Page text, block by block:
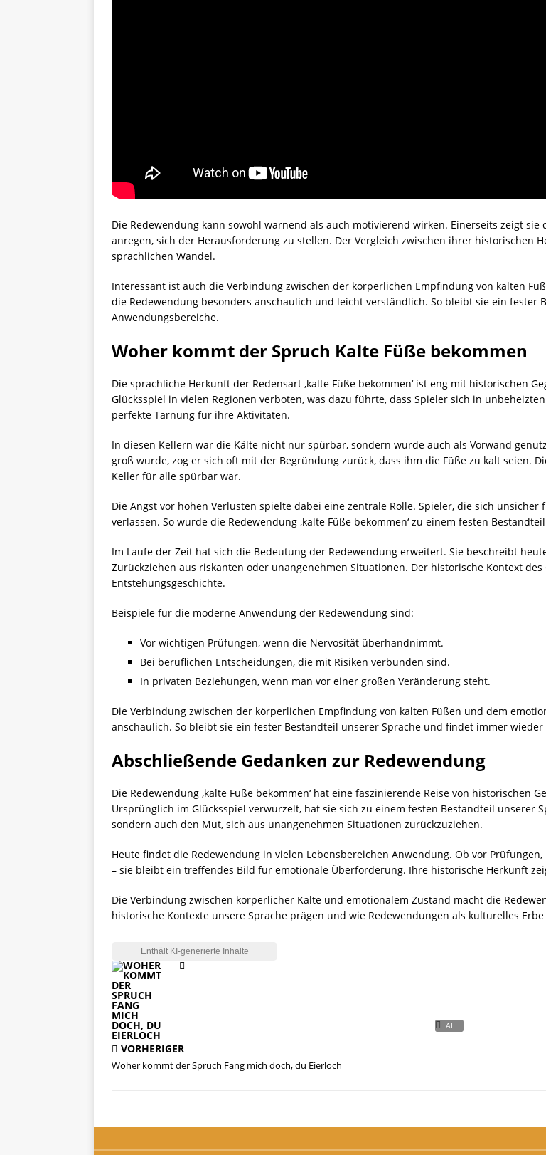
Die Redewendung kann sowohl warnend als auch motivierend wirken. Einerseits zeigt
anregen, sich der Herausforderung zu stellen. Der Vergleich zwischen ihrer
sprachlichen Wandel.
Interessant ist auch die Verbindung zwischen der körperlichen Empfindung von kalten
die Redewendung besonders anschaulich und leicht verständlich. So bleibt sie ein
Anwendungsbereiche.
Woher kommt der Spruch Kalte Füße bekommen
Die sprachliche Herkunft der Redensart ‚kalte Füße bekommen‘ ist eng mit historischen
Glücksspiel in vielen Regionen verboten, was dazu führte, dass Spieler sich in
perfekte Tarnung für ihre Aktivitäten.
In diesen Kellern war die Kälte nicht nur spürbar, sondern wurde auch als Vorwand
groß wurde, zog er sich oft mit der Begründung zurück, dass ihm die Füße zu kalt seien.
Keller für alle spürbar war.
Die Angst vor hohen Verlusten spielte dabei eine zentrale Rolle. Spieler, die sich
verlassen. So wurde die Redewendung ‚kalte Füße bekommen‘ zu einem festen
Im Laufe der Zeit hat sich die Bedeutung der Redewendung erweitert. Sie beschreibt
Zurückziehen aus riskanten oder unangenehmen Situationen. Der historische Kontext
Entstehungsgeschichte.
Beispiele für die moderne Anwendung der Redewendung sind:
Vor wichtigen Prüfungen, wenn die Nervosität überhandnimmt.
Bei beruflichen Entscheidungen, die mit Risiken verbunden sind.
In privaten Beziehungen, wenn man vor einer großen Veränderung steht.
Die Verbindung zwischen der körperlichen Empfindung von kalten Füßen und dem
anschaulich. So bleibt sie ein fester Bestandteil unserer Sprache und findet immer
Abschließende Gedanken zur Redewendung
Die Redewendung ‚kalte Füße bekommen‘ hat eine faszinierende Reise von historischen
Ursprünglich im Glücksspiel verwurzelt, hat sie sich zu einem festen Bestandteil unserer
sondern auch den Mut, sich aus unangenehmen Situationen zurückzuziehen.
Heute findet die Redewendung in vielen Lebensbereichen Anwendung. Ob vor
– sie bleibt ein treffendes Bild für emotionale Überforderung. Ihre historische Herkunft
Die Verbindung zwischen körperlicher Kälte und emotionalem Zustand macht die
historische Kontexte unsere Sprache prägen und wie Redewendungen als kulturelles
VORHERIGER
Woher kommt der Spruch Fang mich doch, du Eierloch